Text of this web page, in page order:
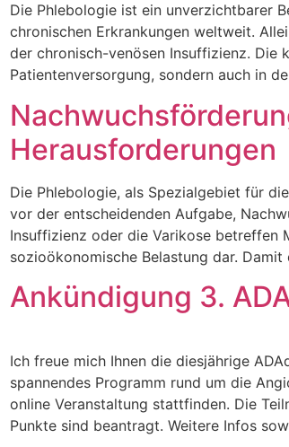
Die Phlebologie ist ein unverzichtbarer
chronischen Erkrankungen weltweit.
der chronisch-venösen Insuffizienz. Die
Patientenversorgung, sondern auch in
Herausforderungen
Die Phlebologie, als Spezialgebiet für
vor der entscheidenden Aufgabe,
Insuffizienz oder die Varikose betreffen
sozioökonomische Belastung dar.
Ankündigung 3.
Ich freue mich Ihnen die diesjährige
spannendes Programm rund um die
online Veranstaltung stattfinden. Die
Punkte sind beantragt. Weitere Infos